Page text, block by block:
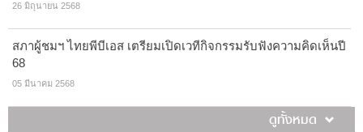
26 มิถุนายน 2568
สภาผู้ชมฯ ไทยพีบีเอส เตรียมเปิดเวทีกิจกรรมรับฟังความคิดเห็นปี
68
05 มีนาคม 2568
ดูทั้งหมด